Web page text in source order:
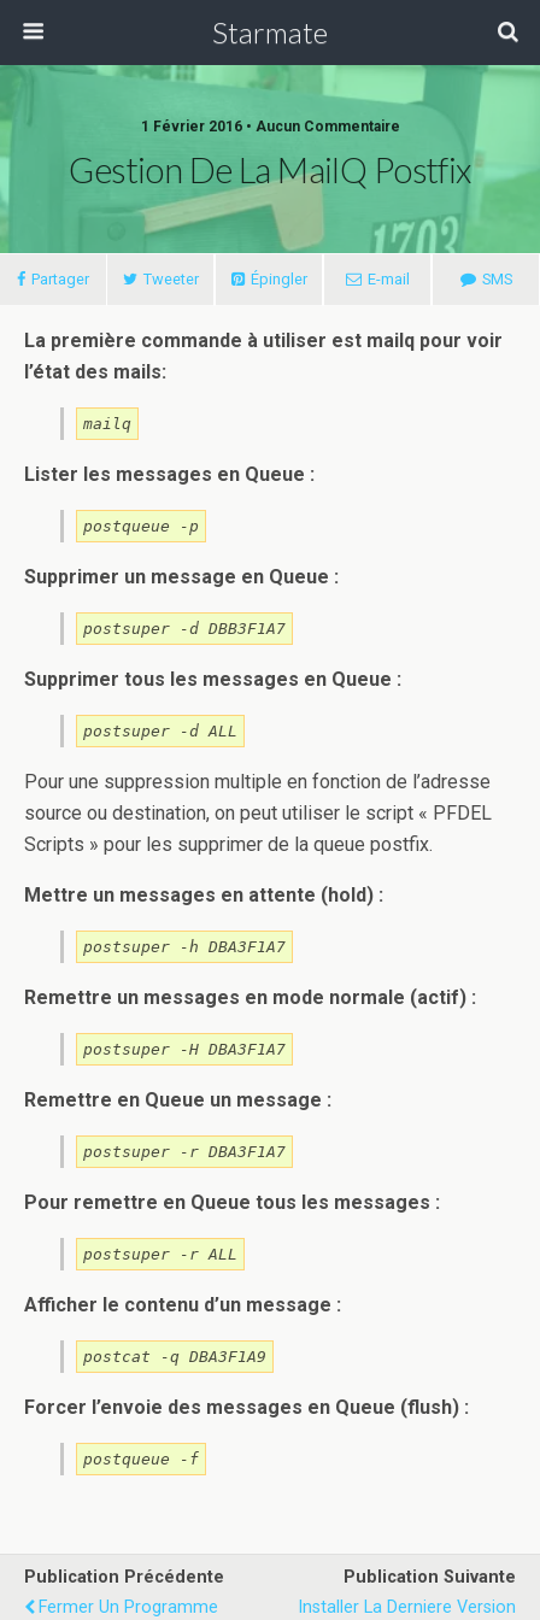
Starmate
1 Février 2016 • Aucun Commentaire
Gestion De La MailQ Postfix
Partager Tweeter Épingler E-mail SMS
La première commande à utiliser est mailq pour voir
l’état des mails:
mailq
Lister les messages en Queue :
postqueue -p
Supprimer un message en Queue :
postsuper -d DBB3F1A7
Supprimer tous les messages en Queue :
postsuper -d ALL
Pour une suppression multiple en fonction de l’adresse
source ou destination, on peut utiliser le script « PFDEL
Scripts » pour les supprimer de la queue postfix.
Mettre un messages en attente (hold) :
postsuper -h DBA3F1A7
Remettre un messages en mode normale (actif) :
postsuper -H DBA3F1A7
Remettre en Queue un message :
postsuper -r DBA3F1A7
Pour remettre en Queue tous les messages :
postsuper -r ALL
Afficher le contenu d’un message :
postcat -q DBA3F1A9
Forcer l’envoie des messages en Queue (flush) :
postqueue -f
Publication Précédente
Fermer Un Programme
Publication Suivante
Installer La Derniere Version